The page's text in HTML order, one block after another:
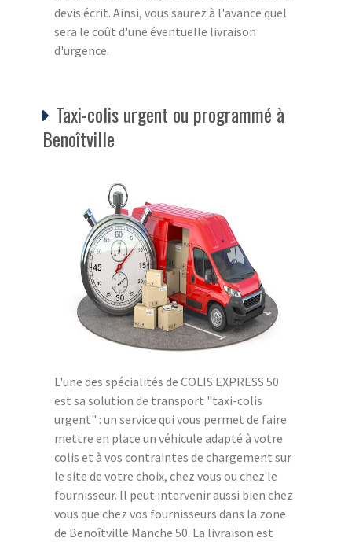
devis écrit. Ainsi, vous saurez à l'avance quel
sera le coût d'une éventuelle livraison
d'urgence.
Taxi-colis urgent ou programmé à
Benoîtville
L'une des spécialités de COLIS EXPRESS 50
est sa solution de transport "taxi-colis
urgent" : un service qui vous permet de faire
mettre en place un véhicule adapté à votre
colis et à vos contraintes de chargement sur
le site de votre choix, chez vous ou chez le
fournisseur. Il peut intervenir aussi bien chez
vous que chez vos fournisseurs dans la zone
de Benoîtville Manche 50. La livraison est